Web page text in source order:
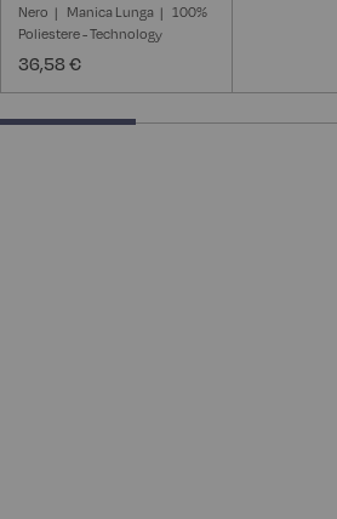
Nero Manica Lunga
100%
Poliestere - Technology
36,58 €
25% completed